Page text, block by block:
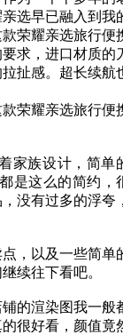
选早已融入到我
荣耀亲选旅行便
求，进口材质的
扯感。超长续航
荣耀亲选旅行便
家族设计，简单
是这么的简约，
没有过多的浮夸
，以及一些简单
续往下看吧。
的渲染图我一般
很好看，颜值竟